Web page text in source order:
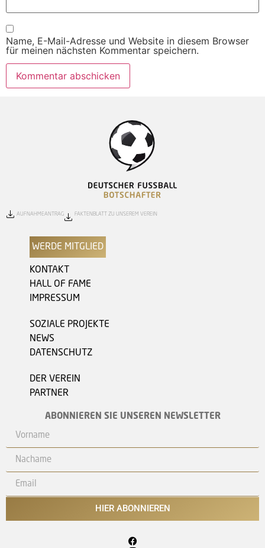
Name, E-Mail-Adresse und Website in diesem Browser
für meinen nächsten Kommentar speichern.
AUFNAHMEANTRAG FAKTENBLATT ZU UNSEREM VEREIN
WERDE MITGLIED
KONTAKT
HALL OF FAME
IMPRESSUM
SOZIALE PROJEKTE
NEWS
DATENSCHUTZ
DER VEREIN
PARTNER
ABONNIEREN SIE UNSEREN NEWSLETTER
HIER ABONNIEREN